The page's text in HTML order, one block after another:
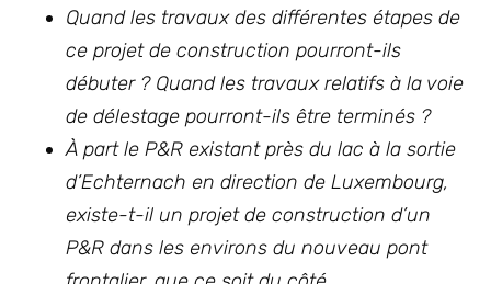
Quand les travaux des différentes étapes de
ce projet de construction pourront-ils
débuter ? Quand les travaux relatifs à la voie
de délestage pourront-ils être terminés ?
À part le P&R existant près du lac à la sortie
d’Echternach en direction de Luxembourg,
existe-t-il un projet de construction d’un
P&R dans les environs du nouveau pont